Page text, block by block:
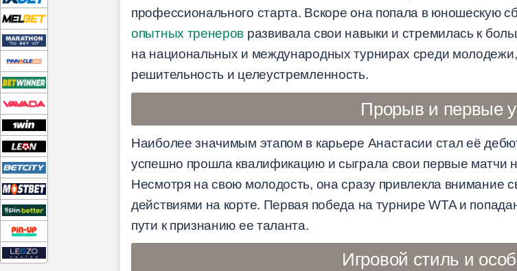
профессионального старта. Вскоре она попала в юношескую
опытных тренеров развивала свои навыки и стремилась к
на национальных и международных турнирах среди
решительность и целеустремленность.
Прорыв и первые
Наиболее значимым этапом в карьере Анастасии стал её
успешно прошла квалификацию и сыграла свои первые матчи
Несмотря на свою молодость, она сразу привлекла внимание
действиями на корте. Первая победа на турнире WTA и
пути к признанию ее таланта.
Игровой стиль и